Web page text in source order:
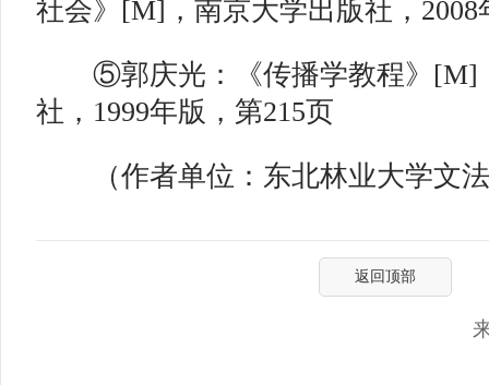
社会》[M]，南京大学出版社，2008
⑤郭庆光：《传播学教程》[M]
社，1999年版，第215页
（作者单位：东北林业大学文
返回顶部